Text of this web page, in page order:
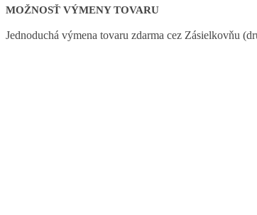
MOŽNOSŤ VÝMENY TOVARU
Jednoduchá výmena tovaru zdarma cez Zásielkovňu